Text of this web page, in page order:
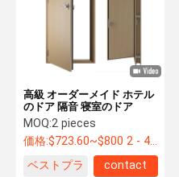
高級 オーダーメイド ホテル
のドア 隔音 寝室のドア
MOQ:2 pieces
価格:$723.60~$800 2 - 49 pieces, $638.80 50~$720 99 pieces , 100 - 199 pieces $621.7
ベストプラ
contact